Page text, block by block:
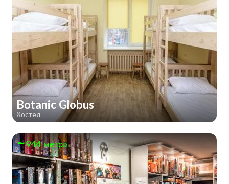
Botanic Globus
Хостел
944 метра